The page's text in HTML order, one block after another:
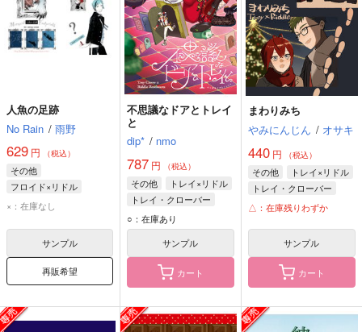
人魚の足跡
No Rain / 雨野
629 円 （税込）
その他
フロイド×リドル
フロイド・リーチ
×：在庫なし
サンプル
再販希望
不思議なドアとトレイ
と
dip* / nmo
787 円 （税込）
その他
トレイ×リドル
トレイ・クローバー
リドル・ローズハート
○：在庫あり
サンプル
カート
まわりみち
やみにんじん / オサキ
440円 （税込）
その他
トレイ×リドル
トレイ・クローバー
リドル・ローズハート
△：在庫残りわずか
サンプル
カート